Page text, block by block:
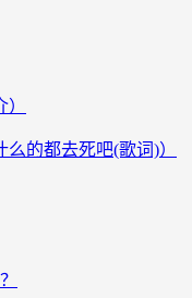
的都去死吧(歌词)）